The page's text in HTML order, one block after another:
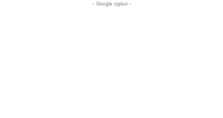
- Google oglasi -